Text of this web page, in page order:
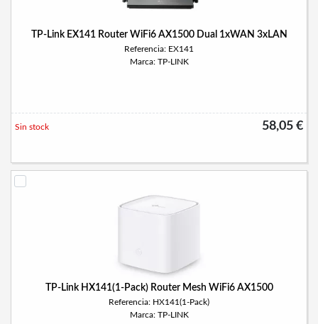
TP-Link EX141 Router WiFi6 AX1500 Dual 1xWAN 3xLAN
Referencia: EX141
Marca: TP-LINK
58,05 €
Sin stock
TP-Link HX141(1-Pack) Router Mesh WiFi6 AX1500
Referencia: HX141(1-Pack)
Marca: TP-LINK